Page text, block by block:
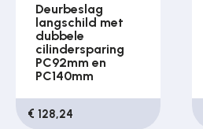
Deurbeslag
langschild met
dubbele
cilindersparing
PC92mm en
PC140mm
€ 128,24